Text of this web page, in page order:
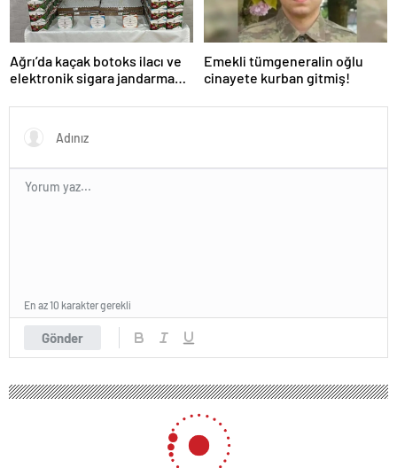
Ağrı’da kaçak botoks ilacı ve
elektronik sigara jandarma
Emekli tümgeneralin oğlu
cinayete kurban gitmiş!
Gönder
En az 10 karakter gerekli